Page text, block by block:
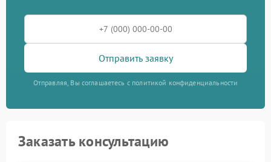
Отправить заявку
Отправляя, Вы соглашаетесь с политикой конфиденциальности
Заказать консультацию